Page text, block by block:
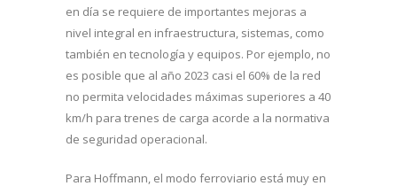
en día se requiere de importantes mejoras a
nivel integral en infraestructura, sistemas, como
también en tecnología y equipos. Por ejemplo, no
es posible que al año 2023 casi el 60% de la red
no permita velocidades máximas superiores a 40
km/h para trenes de carga acorde a la normativa
de seguridad operacional.
Para Hoffmann, el modo ferroviario está muy en